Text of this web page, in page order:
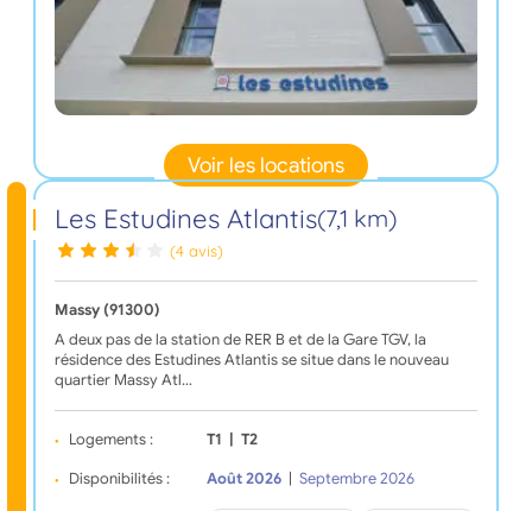
Voir les locations
Les Estudines Atlantis(7,1 km)
(4 avis)
Massy (91300)
A deux pas de la station de RER B et de la Gare TGV, la
résidence des Estudines Atlantis se situe dans le nouveau
quartier Massy Atl…
Logements : T1 T2
Disponibilités : Août 2026 Septembre 2026